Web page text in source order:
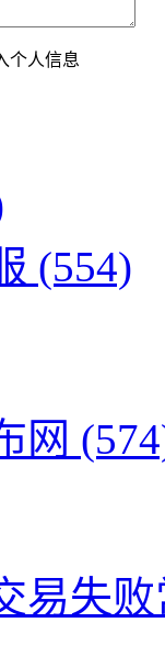
个人信息
(554)
网
易失